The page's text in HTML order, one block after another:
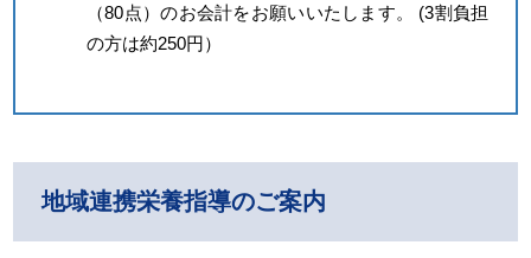
（80点）のお会計をお願いいたします。 (3割負担
の方は約250円）
地域連携栄養指導のご案内